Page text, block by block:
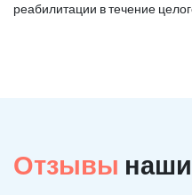
реабилитации в течение
Отзывы